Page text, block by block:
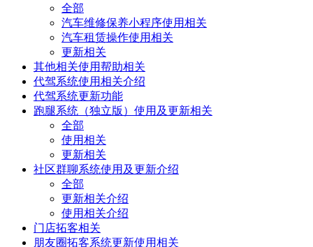
全部
汽车维修保养小程序使用相关
汽车租赁操作使用相关
更新相关
其他相关使用帮助相关
代驾系统使用相关介绍
代驾系统更新功能
跑腿系统（独立版）使用及更新相关
全部
使用相关
更新相关
社区群聊系统使用及更新介绍
全部
更新相关介绍
使用相关介绍
门店拓客相关
朋友圈拓客系统更新使用相关